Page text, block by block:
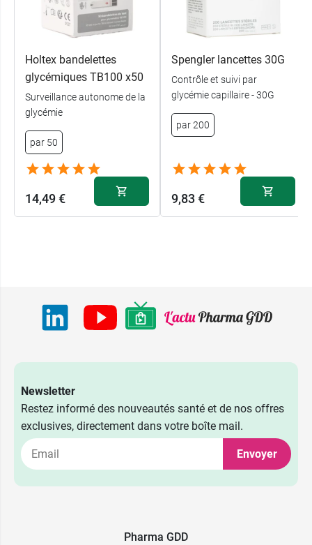
Holtex bandelettes
glycémiques TB100 x50
Surveillance autonome de la
glycémie
par 50
14,49 €
Spengler lancettes 30G
Contrôle et suivi par
glycémie capillaire - 30G
par 200
9,83 €
Newsletter
Restez informé des nouveautés santé et de nos offres
exclusives, directement dans votre boîte mail.
Envoyer
Pharma GDD